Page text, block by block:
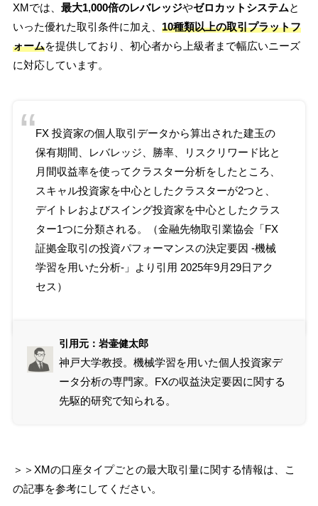
XMでは、 最大1,000倍のレバレッジやゼロカットシステムと
いった優れた取引条件に加え、 10種類以上の取引プラットフ
ォームを提供しており、初心者から上級者まで幅広いニーズ
に対応しています。
FX 投資家の個人取引データから算出された建玉の
保有期間、レバレッジ、勝率、リスクリワード比と
月間収益率を使ってクラスター分析をしたところ、
スキャル投資家を中心としたクラスターが2つと、
デイトレおよびスイング投資家を中心としたクラス
ター1つに分類される。（金融先物取引業協会「FX
証拠金取引の投資パフォーマンスの決定要因 ‐機械
学習を用いた分析‐」より引用 2025年9月29日アク
セス）
引用元：岩壷健太郎
神戸大学教授。機械学習を用いた個人投資家デ
ータ分析の専門家。FXの収益決定要因に関する
先駆的研究で知られる。
＞＞XMの口座タイプごとの最大取引量に関する情報は、こ
の記事を参考にしてください。